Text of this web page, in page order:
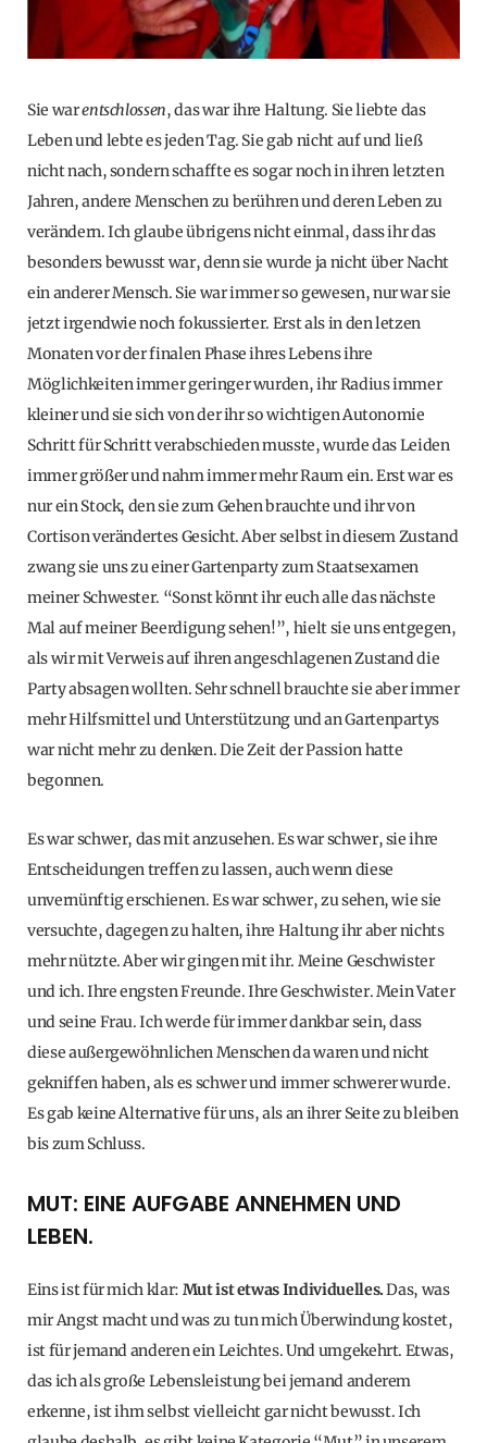
Sie warentschlossen, das war ihre Haltung. Sie liebte das
Leben und lebte es jeden Tag. Sie gab nicht auf und ließ
nicht nach, sondern schaffte es sogar noch in ihren letzten
Jahren, andere Menschen zu berühren und deren Leben zu
verändern. Ich glaube übrigens nicht einmal, dass ihr das
besonders bewusst war, denn sie wurde ja nicht über Nacht
ein anderer Mensch. Sie war immer so gewesen, nur war sie
jetzt irgendwie noch fokussierter. Erst als in den letzen
Monaten vor der finalen Phase ihres Lebens ihre
Möglichkeiten immer geringer wurden, ihr Radius immer
kleiner und sie sich von der ihr so wichtigen Autonomie
Schritt für Schritt verabschieden musste, wurde das Leiden
immer größer und nahm immer mehr Raum ein. Erst war es
nur ein Stock, den sie zum Gehen brauchte und ihr von
Cortison verändertes Gesicht. Aber selbst in diesem Zustand
zwang sie uns zu einer Gartenparty zum Staatsexamen
meiner Schwester. “Sonst könnt ihr euch alle das nächste
Mal auf meiner Beerdigung sehen!”, hielt sie uns entgegen,
als wir mit Verweis auf ihren angeschlagenen Zustand die
Party absagen wollten. Sehr schnell brauchte sie aber immer
mehr Hilfsmittel und Unterstützung und an Gartenpartys
war nicht mehr zu denken. Die Zeit der Passion hatte
begonnen.
Es war schwer, das mit anzusehen. Es war schwer, sie ihre
Entscheidungen treffen zu lassen, auch wenn diese
unvernünftig erschienen. Es war schwer, zu sehen, wie sie
versuchte, dagegen zu halten, ihre Haltung ihr aber nichts
mehr nützte. Aber wir gingen mit ihr. Meine Geschwister
und ich. Ihre engsten Freunde. Ihre Geschwister. Mein Vater
und seine Frau. Ich werde für immer dankbar sein, dass
diese außergewöhnlichen Menschen da waren und nicht
gekniffen haben, als es schwer und immer schwerer wurde.
Es gab keine Alternative für uns, als an ihrer Seite zu bleiben
bis zum Schluss.
MUT: EINE AUFGABE ANNEHMEN UND
LEBEN.
Eins ist für mich klar: Mut ist etwas Individuelles.Das, was
mir Angst macht und was zu tun mich Überwindung kostet,
ist für jemand anderen ein Leichtes. Und umgekehrt. Etwas,
das ich als große Lebensleistung bei jemand anderem
erkenne, ist ihm selbst vielleicht gar nicht bewusst. Ich